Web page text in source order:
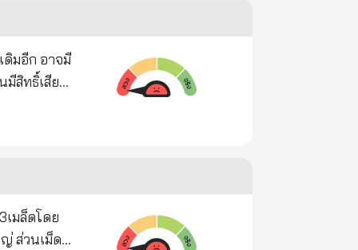
งชาติ และ
มหนึ่ง
กที่
พรรคหนึ่ง
งไม่มีพรรค
ป้านิด
ป้งก็มีผล"
ตลาดราคา
นาจ ไม่มี
ยใหญ่ขึ้น
สิทธิ์เสียใจ
แสความ
วเองได้
นชีวิตด้วย
วยฉันทะ
เมล็ดโดย